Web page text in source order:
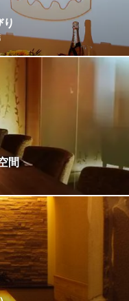
分
ア博多2F
きました★ 2名様～最大1
らに開放感と気軽さが人
ートにぴったりなカップ
どの特別に会から、ご友
にぜひご活用くださ
グリル 福岡天神店
5分
間
名様までの大小個室をご
のインテリアや過ごしや
ち着いた個室空間で、こ
ごゆっくりお楽しみくだ
席をご案内いたしま